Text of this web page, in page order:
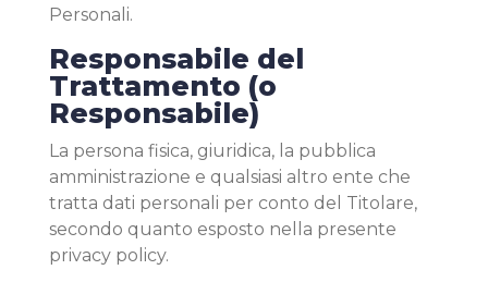
Personali.
Responsabile del
Trattamento (o
Responsabile)
La persona fisica, giuridica, la pubblica
amministrazione e qualsiasi altro ente che
tratta dati personali per conto del Titolare,
secondo quanto esposto nella presente
privacy policy.